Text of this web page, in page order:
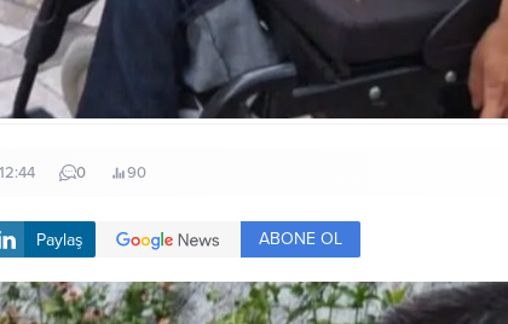
0 90
Paylaş ABONE OL